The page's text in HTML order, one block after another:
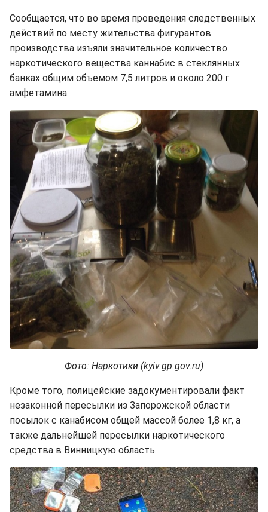
Сообщается, что во время проведения следственных
действий по месту жительства фигурантов
производства изъяли значительное количество
наркотического вещества каннабис в стеклянных
банках общим объемом 7,5 литров и около 200 г
амфетамина.
Фото: Наркотики (kyiv.gp.gov.ru)
Кроме того, полицейские задокументировали факт
незаконной пересылки из Запорожской области
посылок с канабисом общей массой более 1,8 кг, а
также дальнейшей пересылки наркотического
средства в Винницкую область.